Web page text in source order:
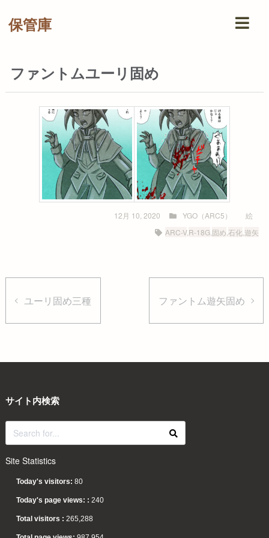
保管庫
ファントムユーリ固め
12月 10, 2020 YGO（ARC5）
絵
ARC-V,R-18G 固め ,石化 遊矢
ユーリ固め三種 ファントム遊矢固め
サイト内検索
Site Statistics
Today's visitors: 80
Today's page views: : 240
Total visitors : 265,288